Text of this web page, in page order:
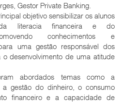
Gestor Private Banking.
objetivo sensibilizar os alunos
literacia financeira e do
conhecimentos e
uma gestão responsável dos
desenvolvimento de uma atitude
abordados temas como a
gestão do dinheiro, o consumo
financeiro e a capacidade de